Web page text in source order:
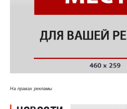
На правах рекламы